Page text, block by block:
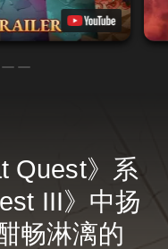
Quest》系
III》中扬
畅淋漓的